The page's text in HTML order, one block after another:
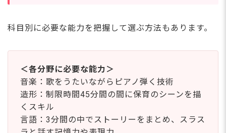
科目別に必要な能力を把握して選ぶ方法もあります。
＜各分野に必要な能力＞
音楽：歌をうたいながらピアノ弾く技術
造形：制限時間45分間の間に保育のシーンを描
くスキル
言語：3分間の中でストーリーをまとめ、スラス